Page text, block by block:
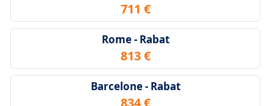
711 €
Rome - Rabat
813 €
Barcelone - Rabat
834 €